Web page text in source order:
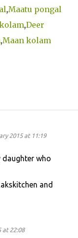
,Maatu pongal
,Deer
,Maan kolam
2015 at 11:19
who
and
at 22:08